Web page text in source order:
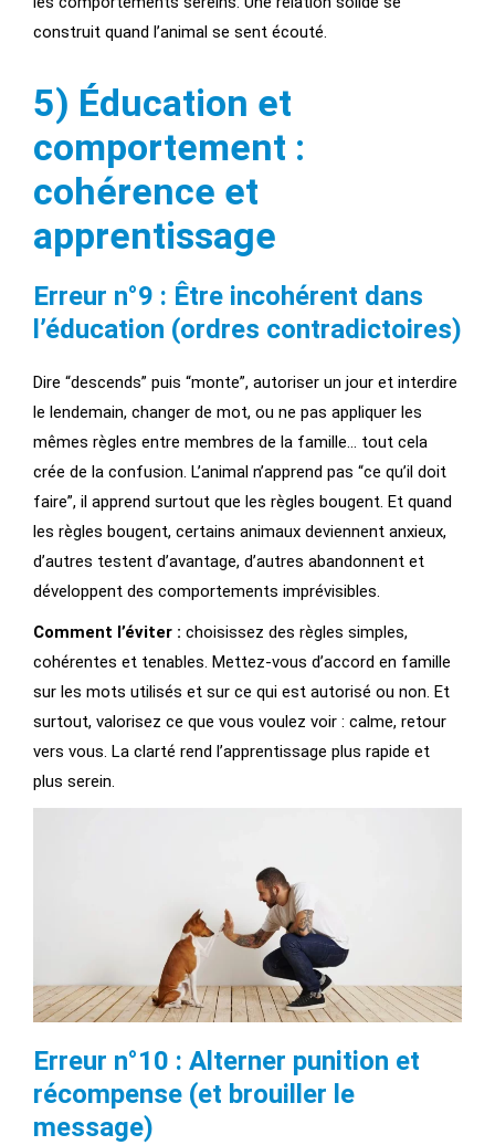
construit quand l’animal se sent écouté.
5) Éducation et
comportement :
cohérence et
apprentissage
Erreur n°9 : Être incohérent dans
l’éducation (ordres contradictoires)
Dire “descends” puis “monte”, autoriser un jour et interdire
le lendemain, changer de mot, ou ne pas appliquer les
mêmes règles entre membres de la famille… tout cela
crée de la confusion. L’animal n’apprend pas “ce qu’il doit
faire”, il apprend surtout que les règles bougent. Et quand
les règles bougent, certains animaux deviennent anxieux,
d’autres testent d’avantage, d’autres abandonnent et
développent des comportements imprévisibles.
Comment l’éviter : choisissez des règles simples,
cohérentes et tenables. Mettez-vous d’accord en famille
sur les mots utilisés et sur ce qui est autorisé ou non. Et
surtout, valorisez ce que vous voulez voir : calme, retour
vers vous. La clarté rend l’apprentissage plus rapide et
plus serein.
Erreur n°10 : Alterner punition et
récompense (et brouiller le
message)